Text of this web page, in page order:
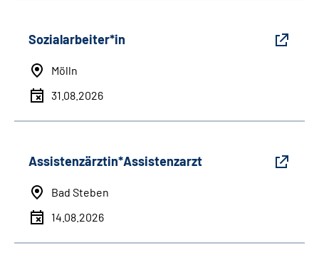
Sozialarbeiter*in
Mölln
31.08.2026
Assistenzärztin*Assistenzarzt
Bad Steben
14.08.2026